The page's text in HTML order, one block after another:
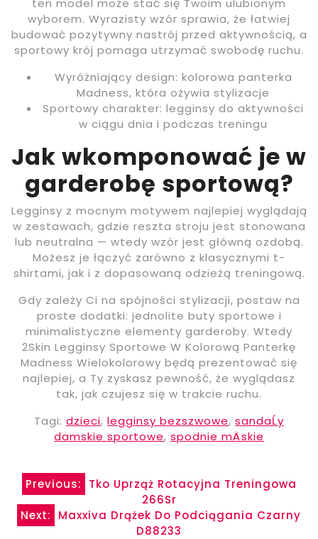
wyborem. Wyrazisty wzór sprawia, że łatwiej
budować pozytywny nastrój przed aktywnością, a
sportowy krój pomaga utrzymać swobodę ruchu.
Wyróżniający design: kolorowa panterka
Madness, która ożywia stylizacje
Sportowy charakter: legginsy do aktywności
w ciągu dnia i podczas treningu
Jak wkomponować je w
garderobę sportową?
Legginsy z mocnym motywem najlepiej wyglądają
w zestawach, gdzie reszta stroju jest stonowana
lub neutralna — wtedy wzór jest główną ozdobą.
Możesz je łączyć zarówno z klasycznymi t-
shirtami, jak i z dopasowaną odzieżą treningową.
Gdy zależy Ci na spójności stylizacji, postaw na
proste dodatki: jednolite buty sportowe i
minimalistyczne elementy garderoby. Wtedy
2Skin Legginsy Sportowe W Kolorową Panterkę
Madness Wielokolorowy będą prezentować się
najlepiej, a Ty zyskasz pewność, że wyglądasz
tak, jak czujesz się w trakcie ruchu.
Tagi: dzieci, legginsy bezszwowe, sandaĹy
damskie sportowe, spodnie mÄskie
Nawigacja
wpisu
Previous:
Tko Uprząż Rotacyjna Treningowa
266Sr
Next:
Maxxiva Drążek Do Podciągania Czarny
D88233